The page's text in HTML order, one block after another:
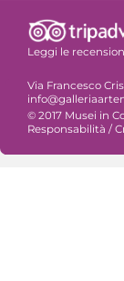
Leggi le
Via Francesco
© 2017 Musei in
Responsabilità /